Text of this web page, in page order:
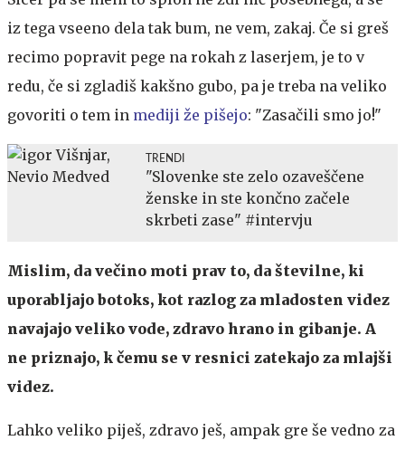
iz tega vseeno dela tak bum, ne vem, zakaj. Če si greš
recimo popravit pege na rokah z laserjem, je to v
redu, če si zgladiš kakšno gubo, pa je treba na veliko
govoriti o tem in mediji že pišejo: "Zasačili smo jo!"
TRENDI
"Slovenke ste zelo ozaveščene
ženske in ste končno začele
skrbeti zase" #intervju
Mislim, da večino moti prav to, da številne, ki
uporabljajo botoks, kot razlog za mladosten videz
navajajo veliko vode, zdravo hrano in gibanje. A
ne priznajo, k čemu se v resnici zatekajo za mlajši
videz.
Lahko veliko piješ, zdravo ješ, ampak gre še vedno za